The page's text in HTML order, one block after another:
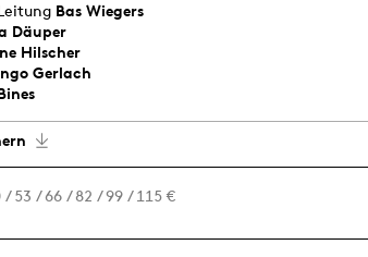
Bas Wiegers
Däuper
Hilscher
Gerlach
/ 53 / 66 / 82 / 99 / 115 €